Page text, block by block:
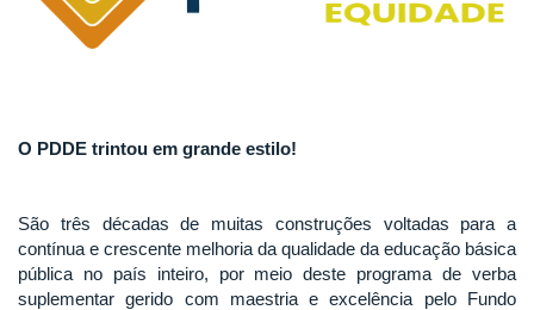
O PDDE trintou em grande estilo!
São três décadas de muitas construções voltadas para a
contínua e crescente melhoria da qualidade da educação básica
pública no país inteiro, por meio deste programa de verba
suplementar gerido com maestria e excelência pelo Fundo